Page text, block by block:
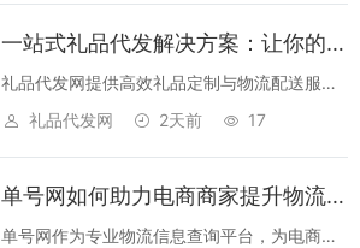
一站式礼品代发解决方案：让你的生意轻松拓展新边界
礼品代发网提供高效礼品定制与物流配送服
务，助力商家降本增效，开拓礼品市场新机
礼品代发网 2天前 17
单号网如何助力电商商家提升物流效率与客户体验？
单号网作为专业物流信息查询平台，为电商商